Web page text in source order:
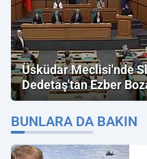
Üsküdar Meclisi'nde
Dedetaş'tan Ezber
"İmamoğlu" Çıkışı!
BUNLARA DA BAKIN